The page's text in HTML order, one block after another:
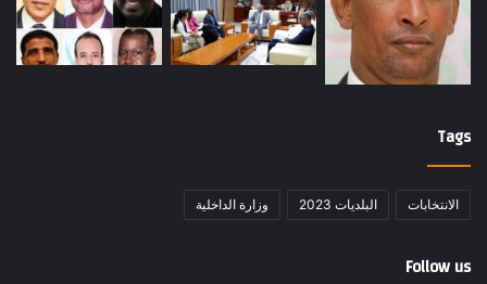
Tags
الانتخابات البلديات 2023 وزارة الداخلية
Follow us